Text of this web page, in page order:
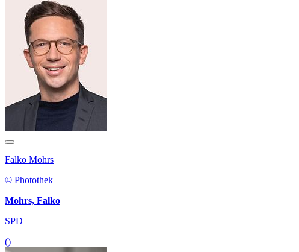
Falko Mohrs
© Photothek
Mohrs, Falko
SPD
()